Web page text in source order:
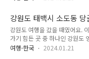
제주도 다녀오는 교통비가 타지
당연히 제주도 가죠. 제주도..
있으면 손이 순식간에 얼어서
나가서 돌아다니지 않고 집에
최고에요. 이번 한파는 주말까
예보를 보면 서울 기온은 1월
후 하루 최저 기온이 조금씩 상
강원도 태백시 소도동
원사
강원도 여행을 갔을 때였어요.
가기 힘든 곳 중 하나인 강원도
영월군 상동읍은 한때 우리나라
여행-한국 2024.01.21